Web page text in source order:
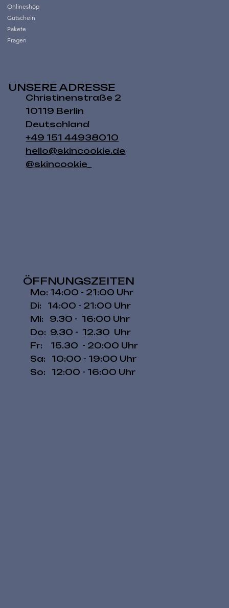
Onlineshop
Gutschein
Pakete
Fragen
UNSERE ADRESSE
Christinenstraße 2
10119 Berlin
Deutschland
+49 151 44938010
hello@skincookie.de
@skincookie_
ÖFFNUNGSZEITEN
Mo: 14:00 - 21:00 Uhr
Di: 14:00 - 21:00 Uhr
Mi: 9.30 - 16:00 Uhr
Do: 9.30 - 12.30 Uhr
Fr: 15.30 - 20:00 Uhr
​​Sa: 10:00 - 19:00 Uhr
​So: 12:00 - 16:00 Uhr